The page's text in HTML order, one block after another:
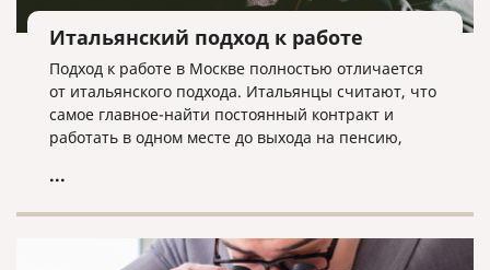
Итальянский подход к работе
Подход к работе в Москве полностью отличается
от итальянского подхода. Итальянцы считают, что
самое главное-найти постоянный контракт и
работать в одном месте до выхода на пенсию,
...